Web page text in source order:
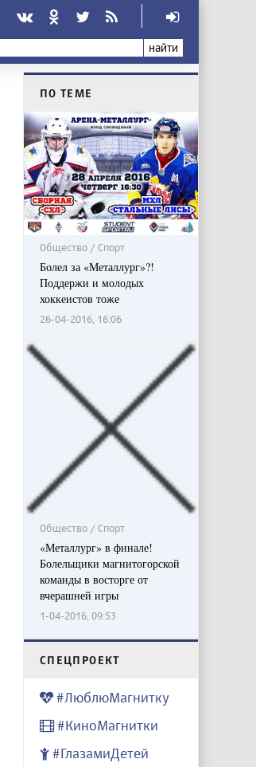
найти
ПО ТЕМЕ
Общество / Спорт
Болел за «Металлург»?!
Поддержи и молодых
хоккеистов тоже
26-04-2016, 16:06
Общество / Спорт
«Металлург» в финале!
Болельщики магнитогорской
команды в восторге от
вчерашней игры
1-04-2016, 09:53
CПЕЦПРОЕКТ
#ЛюблюМагнитку
#КиноМагнитки
#ГлазамиДетей